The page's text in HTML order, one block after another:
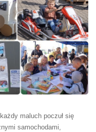
maluch poczuł się
samochodami,